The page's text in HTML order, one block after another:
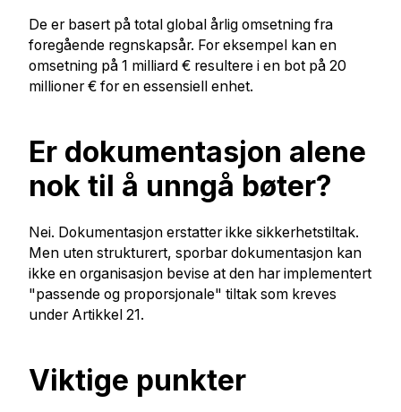
De er basert på total global årlig omsetning fra
foregående regnskapsår. For eksempel kan en
omsetning på 1 milliard € resultere i en bot på 20
millioner € for en essensiell enhet.
Er dokumentasjon alene
nok til å unngå bøter?
Nei. Dokumentasjon erstatter ikke sikkerhetstiltak.
Men uten strukturert, sporbar dokumentasjon kan
ikke en organisasjon bevise at den har implementert
"passende og proporsjonale" tiltak som kreves
under Artikkel 21.
Viktige punkter